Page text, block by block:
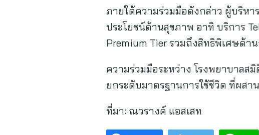
ภายใต้ความร่วมมือดังกล่าว ผู้บริหา
ประโยชน์ด้านสุขภาพ อาทิ บริการ
Premium Tier รวมถึงสิทธิพิเศษด้า
ความร่วมมือระหว่าง โรงพยาบาลส
ยกระดับมาตรฐานการใช้ชีวิต ที่ผสา
ที่มา: ณวรางค์ แอสเสท